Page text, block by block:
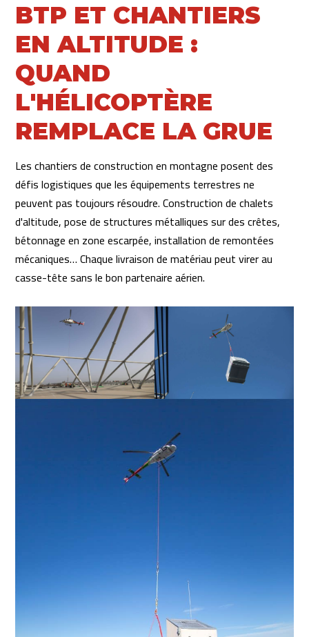
BTP ET CHANTIERS
EN ALTITUDE :
QUAND
L'HÉLICOPTÈRE
REMPLACE LA GRUE
Les chantiers de construction en montagne posent des
défis logistiques que les équipements terrestres ne
peuvent pas toujours résoudre. Construction de chalets
d'altitude, pose de structures métalliques sur des crêtes,
bétonnage en zone escarpée, installation de remontées
mécaniques… Chaque livraison de matériau peut virer au
casse-tête sans le bon partenaire aérien.